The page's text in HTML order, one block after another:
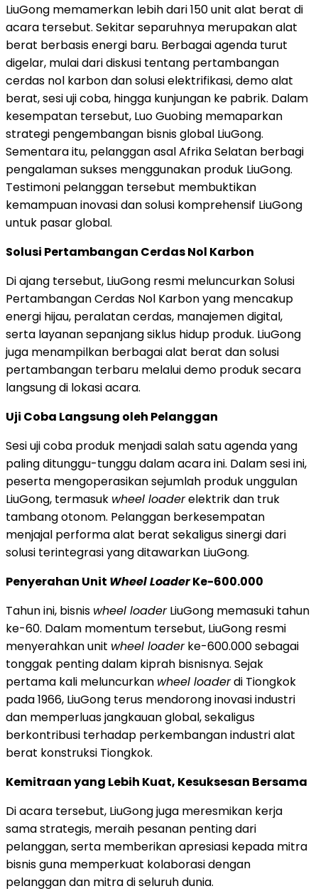
LiuGong memamerkan lebih dari 150 unit alat berat di
acara tersebut. Sekitar separuhnya merupakan alat
berat berbasis energi baru. Berbagai agenda turut
digelar, mulai dari diskusi tentang pertambangan
cerdas nol karbon dan solusi elektrifikasi, demo alat
berat, sesi uji coba, hingga kunjungan ke pabrik. Dalam
kesempatan tersebut, Luo Guobing memaparkan
strategi pengembangan bisnis global LiuGong.
Sementara itu, pelanggan asal Afrika Selatan berbagi
pengalaman sukses menggunakan produk LiuGong.
Testimoni pelanggan tersebut membuktikan
kemampuan inovasi dan solusi komprehensif LiuGong
untuk pasar global.
Solusi Pertambangan Cerdas Nol Karbon
Di ajang tersebut, LiuGong resmi meluncurkan Solusi
Pertambangan Cerdas Nol Karbon yang mencakup
energi hijau, peralatan cerdas, manajemen digital,
serta layanan sepanjang siklus hidup produk. LiuGong
juga menampilkan berbagai alat berat dan solusi
pertambangan terbaru melalui demo produk secara
langsung di lokasi acara.
Uji Coba Langsung oleh Pelanggan
Sesi uji coba produk menjadi salah satu agenda yang
paling ditunggu-tunggu dalam acara ini. Dalam sesi ini,
peserta mengoperasikan sejumlah produk unggulan
LiuGong, termasuk wheel loaderelektrik dan truk
tambang otonom. Pelanggan berkesempatan
menjajal performa alat berat sekaligus sinergi dari
solusi terintegrasi yang ditawarkan LiuGong.
Penyerahan Unit Wheel LoaderKe-600.000
Tahun ini, bisnis wheel loaderLiuGong memasuki tahun
ke-60. Dalam momentum tersebut, LiuGong resmi
menyerahkan unit wheel loaderke-600.000 sebagai
tonggak penting dalam kiprah bisnisnya. Sejak
pertama kali meluncurkan wheel loaderdi Tiongkok
pada 1966, LiuGong terus mendorong inovasi industri
dan memperluas jangkauan global, sekaligus
berkontribusi terhadap perkembangan industri alat
berat konstruksi Tiongkok.
Kemitraan yang Lebih Kuat, Kesuksesan Bersama
Di acara tersebut, LiuGong juga meresmikan kerja
sama strategis, meraih pesanan penting dari
pelanggan, serta memberikan apresiasi kepada mitra
bisnis guna memperkuat kolaborasi dengan
pelanggan dan mitra di seluruh dunia.